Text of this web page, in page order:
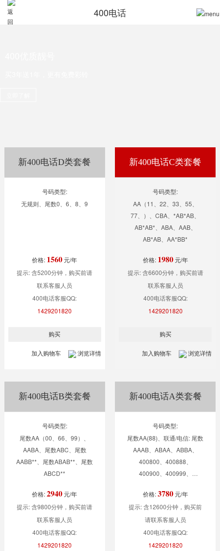
400电话
新400电话D类套餐
号码类型:
无规则、尾数0、6、8、9
价格: 1560元/年
提示: 含5200分钟，购买前请
联系客服人员
400电话客服QQ:
1429201820
加入购物车 浏览详情
新400电话C类套餐
号码类型:
AA（11、22、33、55、
77、）、CBA、*AB*AB、
AB*AB*、ABA、AAB、
AB*AB、AA*BB*
价格: 1980元/年
提示: 含6600分钟，购买前请
联系客服人员
400电话客服QQ:
1429201820
加入购物车 浏览详情
新400电话B类套餐
号码类型:
尾数AA（00、66、99）、
AABA、尾数ABC、尾数
AABB**、尾数ABAB**、尾数
ABCD**
价格:2940元/年
提示: 含9800分钟，购买前请
联系客服人员
400电话客服QQ:
1429201820
新400电话A类套餐
号码类型:
尾数AA(88)、联通/电信: 尾数
AAAB、ABAA、ABBA、
400800、400888、
400900、400999、
400666、尾数ABABXX
价格:3780元/年
提示: 含12600分钟，购买前
请联系客服人员
400电话客服QQ:
1429201820